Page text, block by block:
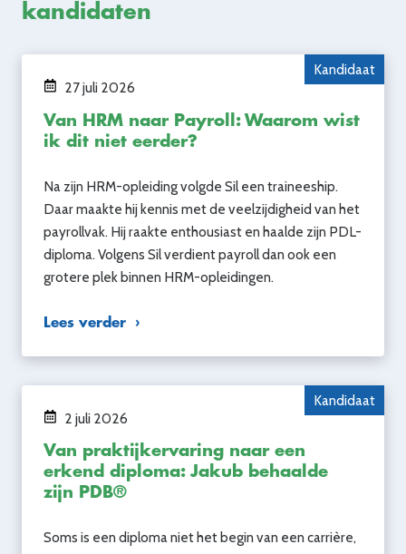
kandidaten
Kandidaat
27 juli 2026
Van HRM naar Payroll: Waarom wist
ik dit niet eerder?
Na zijn HRM-opleiding volgde Sil een traineeship.
Daar maakte hij kennis met de veelzijdigheid van het
payrollvak. Hij raakte enthousiast en haalde zijn PDL-
diploma. Volgens Sil verdient payroll dan ook een
grotere plek binnen HRM-opleidingen.
Lees verder
Kandidaat
2 juli 2026
Van praktijkervaring naar een
erkend diploma: Jakub behaalde
zijn PDB®
Soms is een diploma niet het begin van een carrière,